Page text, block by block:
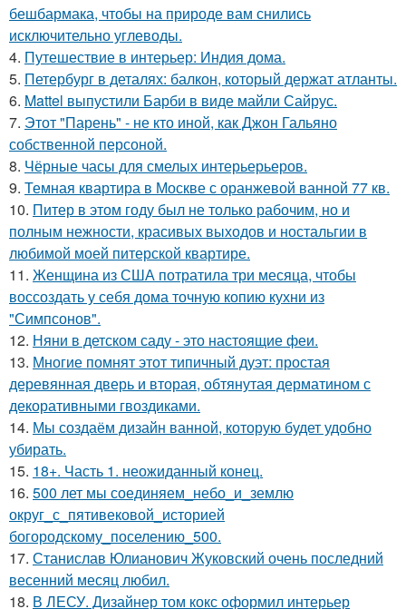
бешбармака, чтобы на природе вам снились
исключительно углеводы.
4. Путешествие в интерьер: Индия дома.
5. Петербург в деталях: балкон, который держат атланты.
6. Mattel выпустили Барби в виде майли Сайрус.
7. Этот "Парень" - не кто иной, как Джон Гальяно
собственной персоной.
8. Чёрные часы для смелых интерьерьеров.
9. Темная квартира в Москве с оранжевой ванной 77 кв.
10. Питер в этом году был не только рабочим, но и
полным нежности, красивых выходов и ностальгии в
любимой моей питерской квартире.
11. Женщина из США потратила три месяца, чтобы
воссоздать у себя дома точную копию кухни из
"Симпсонов".
12. Няни в детском саду - это настоящие феи.
13. Многие помнят этот типичный дуэт: простая
деревянная дверь и вторая, обтянутая дерматином с
декоративными гвоздиками.
14. Мы создаём дизайн ванной, которую будет удобно
убирать.
15. 18+. Часть 1. неожиданный конец.
16. 500 лет мы соединяем_небо_и_землю
округ_с_пятивековой_историей
богородскому_поселению_500.
17. Станислав Юлианович Жуковский очень последний
весенний месяц любил.
18. В ЛЕСУ. Дизайнер том кокс оформил интерьер